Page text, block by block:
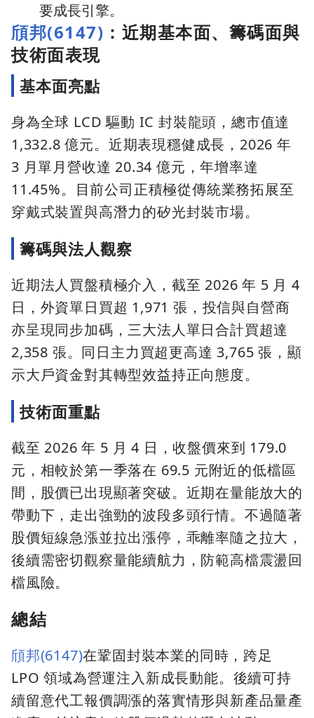
要成長引擎。
頎邦(6147) ：近期基本面、籌碼面與
技術面表現
基本面亮點
身為全球 LCD 驅動 IC 封裝龍頭，總市值達
1,332.8 億元。近期表現穩健成長，2026 年
3 月單月營收達 20.34 億元，年增率達
11.45%。目前公司正積極從傳統業務拓展至
穿戴式裝置與高潛力的矽光封裝市場。
籌碼與法人觀察
近期法人買盤積極介入，截至 2026 年 5 月 4
日，外資單日買超 1,971 張，投信與自營商
亦呈現同步加碼，三大法人單日合計買超達
2,358 張。同日主力買超更高達 3,765 張，顯
示大戶資金對其轉型效益持正向態度。
技術面重點
截至 2026 年 5 月 4 日，收盤價來到 179.0
元，相較於第一季落在 69.5 元附近的低檔區
間，股價已出現顯著突破。近期在量能放大的
帶動下，走出強勁的波段多頭行情。不過隨著
股價短線急漲並拉出漲停，乖離率隨之拉大，
後續需密切觀察量能續航力，防範高檔震盪回
檔風險。
總結
頎邦(6147)在鞏固封裝本業的同時，跨足
LPO 領域為營運注入新成長動能。後續可持
續留意代工報價調漲的落實情形與新產品量產